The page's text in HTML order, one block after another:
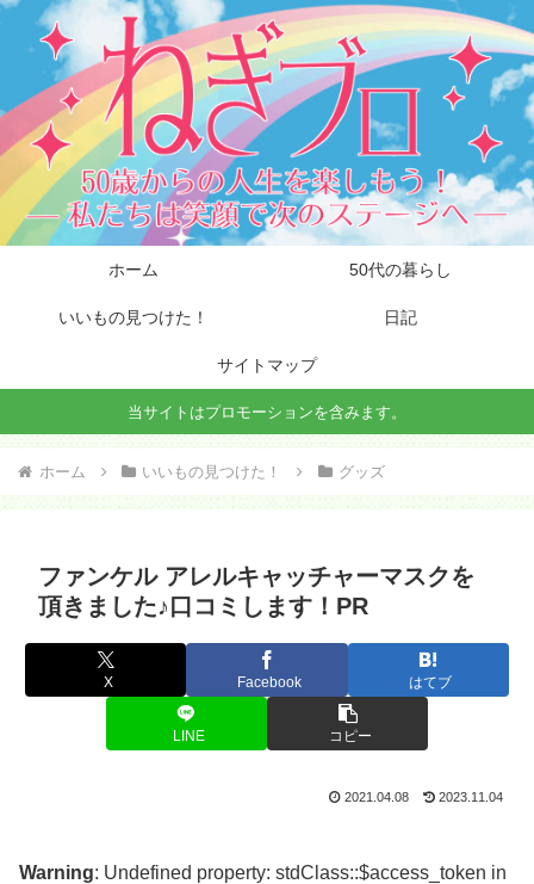
ホーム 50代の暮らし
いいもの見つけた！ 日記
サイトマップ
当サイトはプロモーションを含みます。
ホーム いいもの見つけた！ グッズ
ファンケル アレルキャッチャーマスクを
頂きました♪口コミします！PR
X Facebook はてブ
LINE コピー
2021.04.08 2023.11.04
Warning: Undefined property: stdClass::$access_token in